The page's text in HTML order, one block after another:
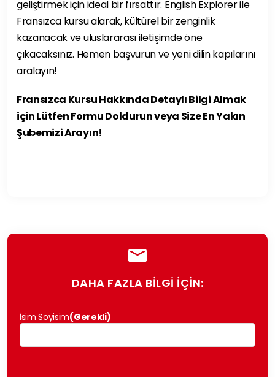
geliştirmek için ideal bir fırsattır. English Explorer ile
Fransızca kursu alarak, kültürel bir zenginlik
kazanacak ve uluslararası iletişimde öne
çıkacaksınız. Hemen başvurun ve yeni dilin kapılarını
aralayın!
Fransızca Kursu Hakkında Detaylı Bilgi Almak
için Lütfen Formu Doldurun veya Size En Yakın
Şubemizi Arayın!
DAHA FAZLA BİLGİ İÇİN:
İsim Soyisim(Gerekli)